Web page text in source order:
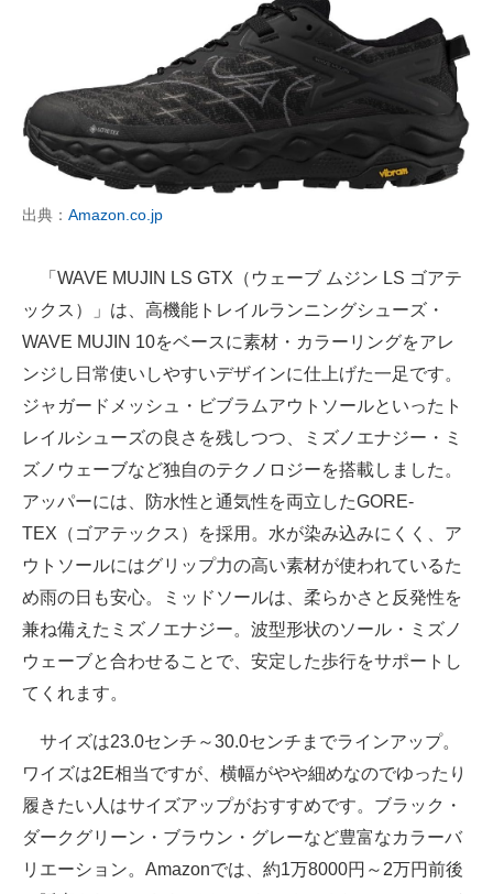
出典： Amazon.co.jp
「WAVE MUJIN LS GTX（ウェーブ ムジン LS ゴアテ
ックス）」は、高機能トレイルランニングシューズ・
WAVE MUJIN 10をベースに素材・カラーリングをアレ
ンジし日常使いしやすいデザインに仕上げた一足です。
ジャガードメッシュ・ビブラムアウトソールといったト
レイルシューズの良さを残しつつ、ミズノエナジー・ミ
ズノウェーブなど独自のテクノロジーを搭載しました。
アッパーには、防水性と通気性を両立したGORE-
TEX（ゴアテックス）を採用。水が染み込みにくく、ア
ウトソールにはグリップ力の高い素材が使われているた
め雨の日も安心。ミッドソールは、柔らかさと反発性を
兼ね備えたミズノエナジー。波型形状のソール・ミズノ
ウェーブと合わせることで、安定した歩行をサポートし
てくれます。
サイズは23.0センチ～30.0センチまでラインアップ。
ワイズは2E相当ですが、横幅がやや細めなのでゆったり
履きたい人はサイズアップがおすすめです。ブラック・
ダークグリーン・ブラウン・グレーなど豊富なカラーバ
リエーション。Amazonでは、約1万8000円～2万円前後